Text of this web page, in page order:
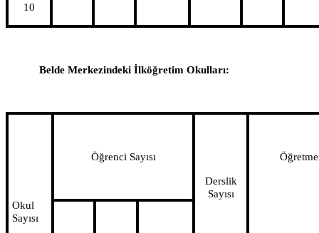
10
Belde Merkezindeki İlköğretim Okulları:
Okul
Sayısı
Öğrenci Sayısı
Derslik
Sayısı